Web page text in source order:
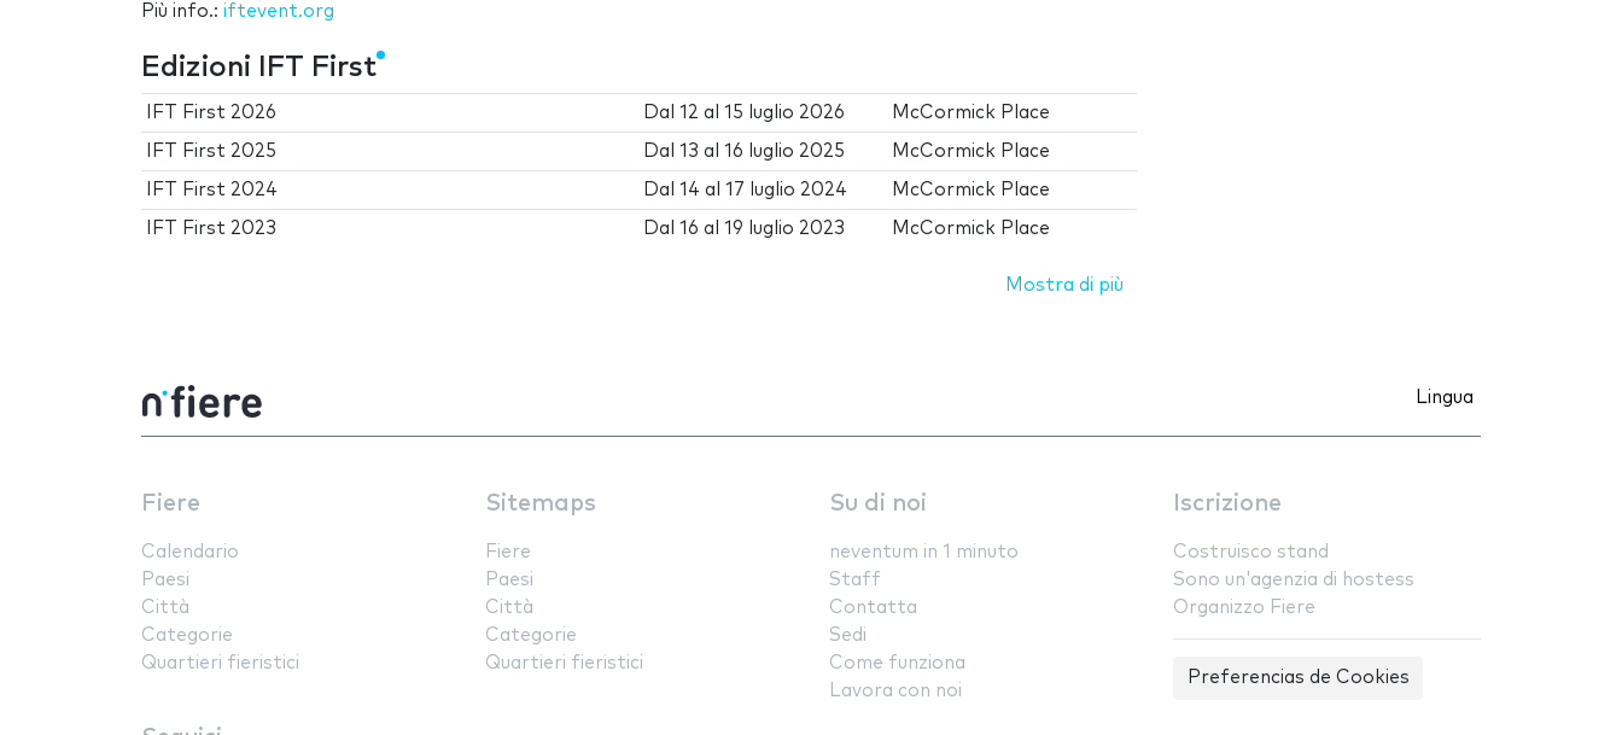
Più info.: iftevent.org
Edizioni IFT First
IFT First 2026 Dal12 al15 luglio 2026 McCormick Place
IFT First 2025 Dal13 al16 luglio 2025 McCormick Place
IFT First 2024 Dal14 al17 luglio 2024 McCormick Place
IFT First 2023 Dal16 al19 luglio 2023 McCormick Place
Mostra di più
Lingua
Fiere
Calendario
Paesi
Città
Categorie
Quartieri fieristici
Sitemaps
Fiere
Paesi
Città
Categorie
Quartieri fieristici
Su di noi
neventum in 1 minuto
Staff
Contatta
Sedi
Come funziona
Lavora con noi
Iscrizione
Costruisco stand
Sono un'agenzia di hostess
Organizzo Fiere
Preferencias de Cookies